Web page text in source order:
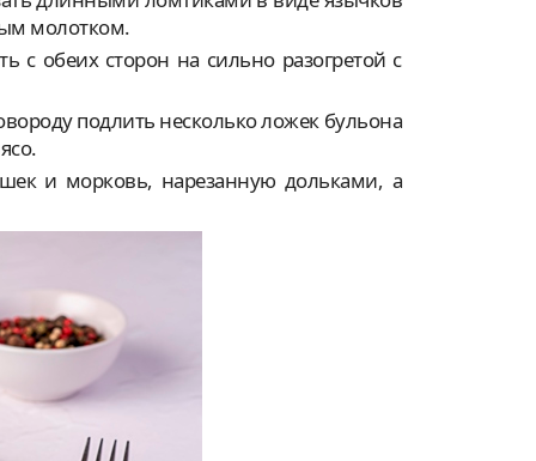
молотком.
с обеих сторон на сильно разогретой с
подлить несколько ложек бульона
и морковь, нарезанную дольками, а